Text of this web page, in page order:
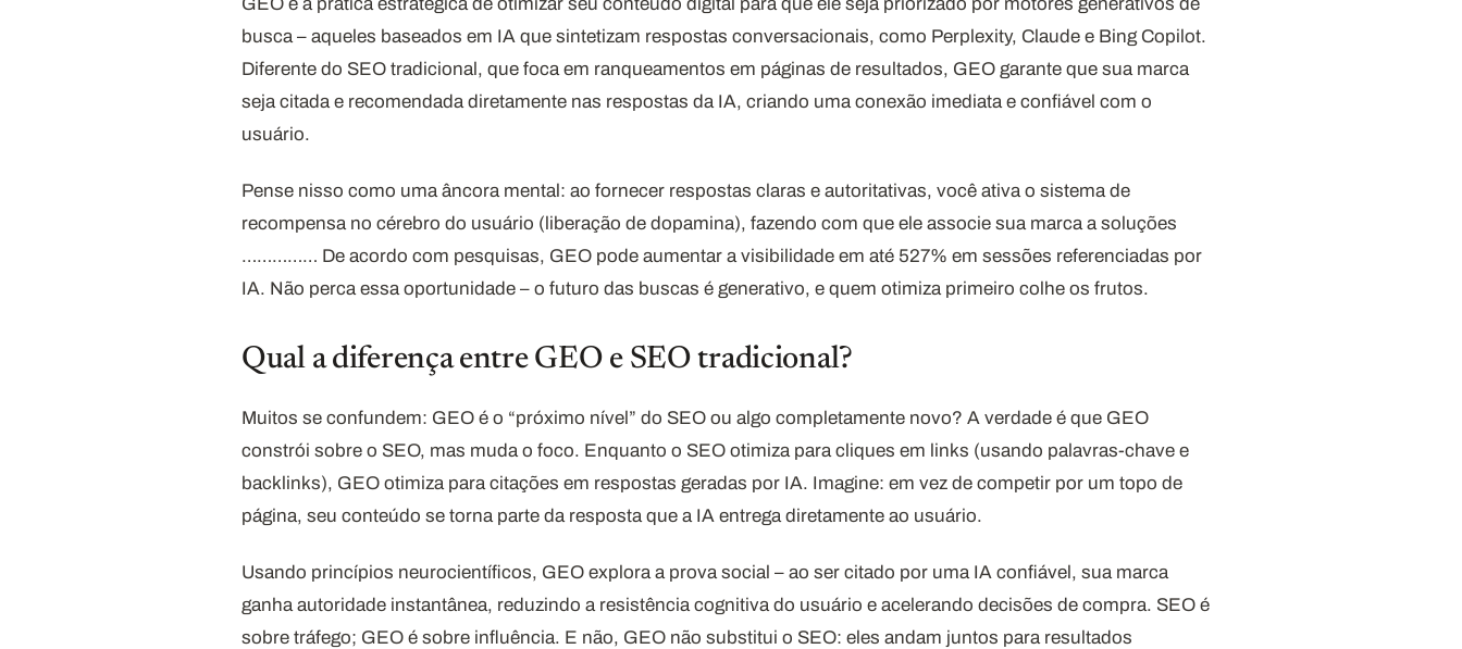
busca – aqueles baseados em IA que sintetizam respostas conversacionais, como Perplexity, Claude e Bing Copilot.
Diferente do SEO tradicional, que foca em ranqueamentos em páginas de resultados, GEO garante que sua marca
seja citada e recomendada diretamente nas respostas da IA, criando uma conexão imediata e confiável com o
usuário.
Pense nisso como uma âncora mental: ao fornecer respostas claras e autoritativas, você ativa o sistema de
recompensa no cérebro do usuário (liberação de dopamina), fazendo com que ele associe sua marca a soluções
…………… De acordo com pesquisas, GEO pode aumentar a visibilidade em até 527% em sessões referenciadas por
IA. Não perca essa oportunidade – o futuro das buscas é generativo, e quem otimiza primeiro colhe os frutos.
Qual a diferença entre GEO e SEO tradicional?
Muitos se confundem: GEO é o “próximo nível” do SEO ou algo completamente novo? A verdade é que GEO
constrói sobre o SEO, mas muda o foco. Enquanto o SEO otimiza para cliques em links (usando palavras-chave e
backlinks), GEO otimiza para citações em respostas geradas por IA. Imagine: em vez de competir por um topo de
página, seu conteúdo se torna parte da resposta que a IA entrega diretamente ao usuário.
Usando princípios neurocientíficos, GEO explora a prova social – ao ser citado por uma IA confiável, sua marca
ganha autoridade instantânea, reduzindo a resistência cognitiva do usuário e acelerando decisões de compra. SEO é
sobre tráfego; GEO é sobre influência. E não, GEO não substitui o SEO: eles andam juntos para resultados